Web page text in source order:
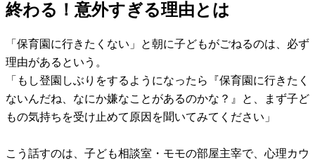
終わる！意外すぎる理由とは
「保育園に行きたくない」と朝に子どもがごねるのは、必ず
理由があるという。
「もし登園しぶりをするようになったら『保育園に行きたく
ないんだね、なにか嫌なことがあるのかな？』と、まず子ど
もの気持ちを受け止めて原因を聞いてみてください」
こう話すのは、子ども相談室・モモの部屋主宰で、心理カウ